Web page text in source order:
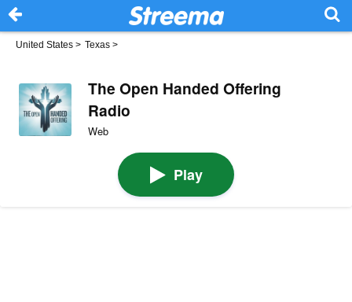
United States > Texas >
The Open Handed Offering
Radio
Web
Play